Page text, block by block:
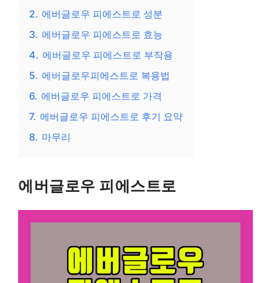
2. 에버글로우 피에스트로 성분
3. 에버글로우 피에스트로 효능
4. 에버글로우 피에스트로 부작용
5. 에버글로우피에스트로 복용법
6. 에버글로우 피에스트로 가격
7. 에버글로우 피에스트로 후기 요약
8. 마무리
에버글로우 피에스트로